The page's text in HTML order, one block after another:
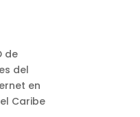
de
del
en
Caribe